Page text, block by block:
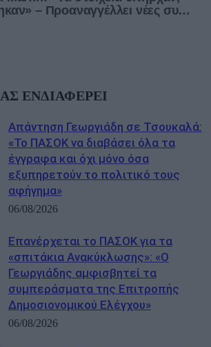
ΕΝΔΙΑΦΕΡΕΙ
Απάντηση Γεωργιάδη σε Τσουκαλά:
«Το ΠΑΣΟΚ να διαβάσει όλα τα
έγγραφα και όχι μόνο όσα
εξυπηρετούν το πολιτικό τους
αφήγημα»
06/08/2026
Επανέρχεται το ΠΑΣΟΚ για τα
«σπιτάκια Ανακύκλωσης»: «Ο
Γεωργιάδης αμφισβητεί τα
συμπεράσματα της Επιτροπής
Δημοσιονομικού Ελέγχου»
06/08/2026